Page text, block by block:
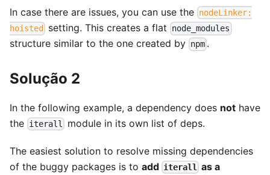
In case there are issues, you can use the nodeLinker:
hoisted
setting. This creates a flat node_modules
structure similar to the one created by npm .
Solução 2
In the following example, a dependency does not have
the iterall module in its own list of deps.
The easiest solution to resolve missing dependencies
of the buggy packages is to add iterall as a